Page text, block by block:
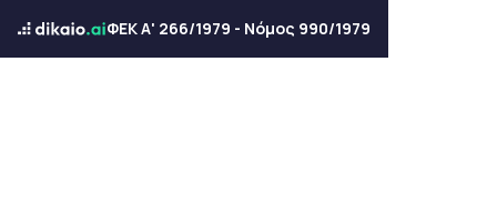
ΦΕΚ Α' 266/1979 - Νόμος 990/1979